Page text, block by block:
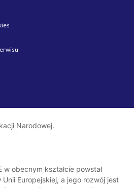
Narodowej.
w obecnym kształcie powstał
Europejskiej, a jego rozwój jest